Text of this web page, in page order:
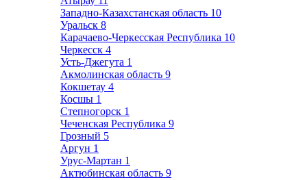
Западно-Казахстанская область 10
Уральск 8
Карачаево-Черкесская Республика 10
Черкесск 4
Усть-Джегута 1
Акмолинская область 9
Кокшетау 4
Косшы 1
Степногорск 1
Чеченская Республика 9
Грозный 5
Аргун 1
Урус-Мартан 1
Актюбинская область 9